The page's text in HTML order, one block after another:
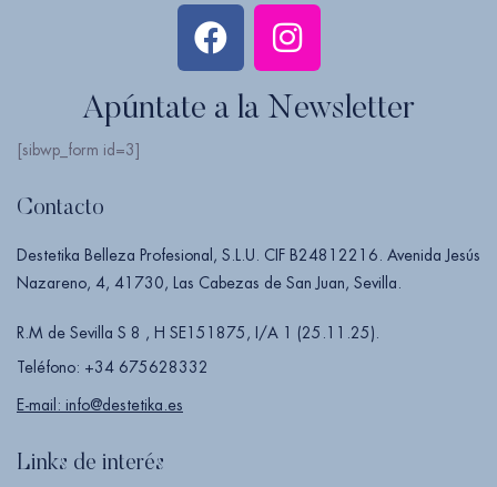
Apúntate a la Newsletter
[sibwp_form id=3]
Contacto
Destetika Belleza Profesional, S.L.U. CIF B24812216. Avenida Jesús
Nazareno, 4, 41730, Las Cabezas de San Juan, Sevilla.
R.M de Sevilla S 8 , H SE151875, I/A 1 (25.11.25).
Teléfono: +34 675628332
E-mail: info@destetika.es
Links de interés